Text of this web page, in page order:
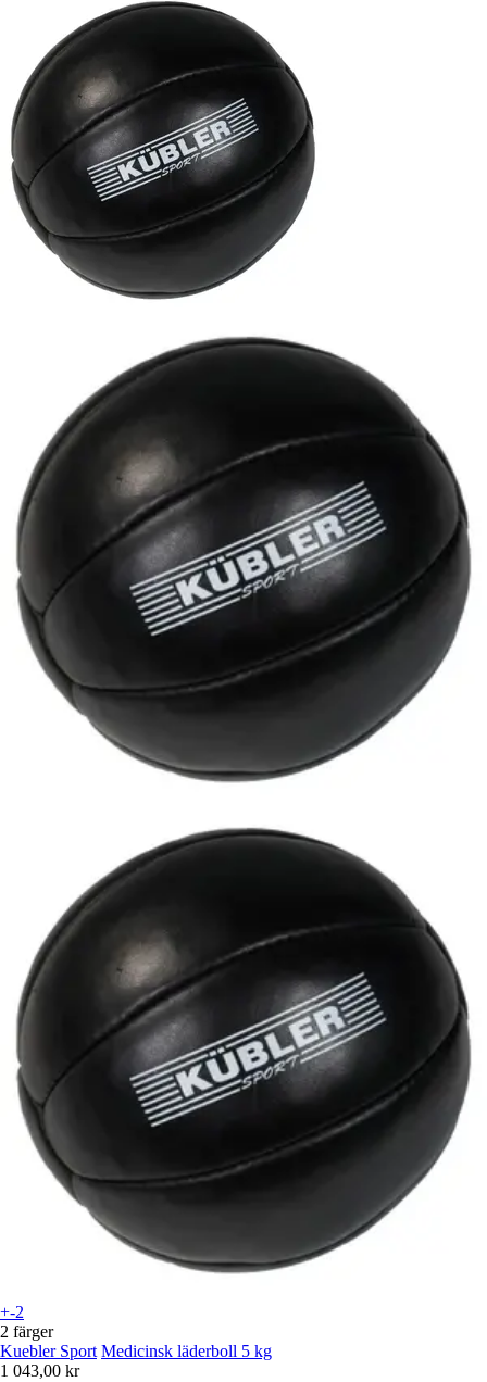
+-2
2 färger
Kuebler Sport Medicinsk läderboll 5 kg
1 043,00 kr